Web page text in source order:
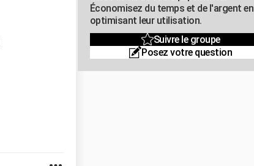
Économisez du temps et de l'argent en
optimisant leur utilisation.
Suivre le groupe
Posez votre question